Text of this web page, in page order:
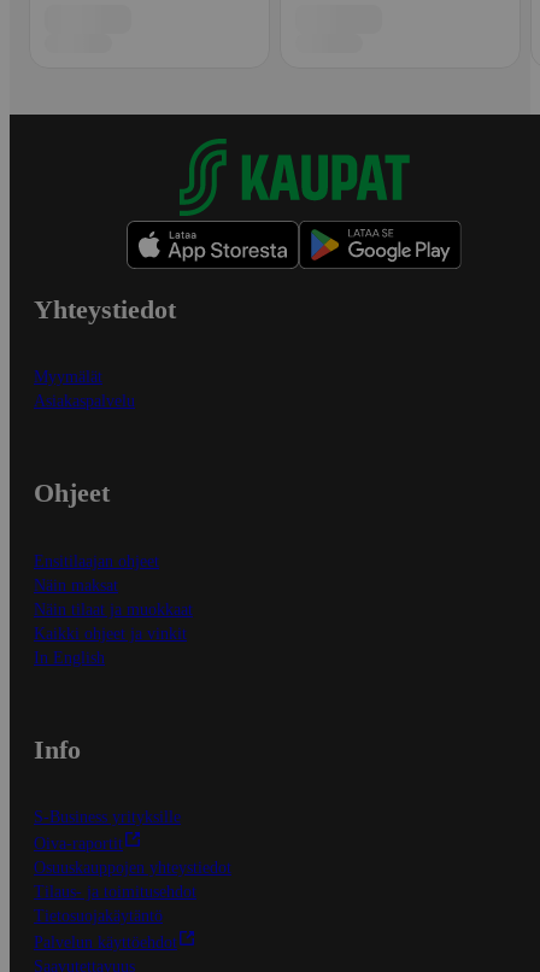
Yhteystiedot
Myymälät
Asiakaspalvelu
Ohjeet
Ensitilaajan ohjeet
Näin maksat
Näin tilaat ja muokkaat
Kaikki ohjeet ja vinkit
In English
Info
S-Business yrityksille
Oiva-raportit
Osuuskauppojen yhteystiedot
Tilaus- ja toimitusehdot
Tietosuojakäytäntö
Palvelun käyttöehdot
Saavutettavuus